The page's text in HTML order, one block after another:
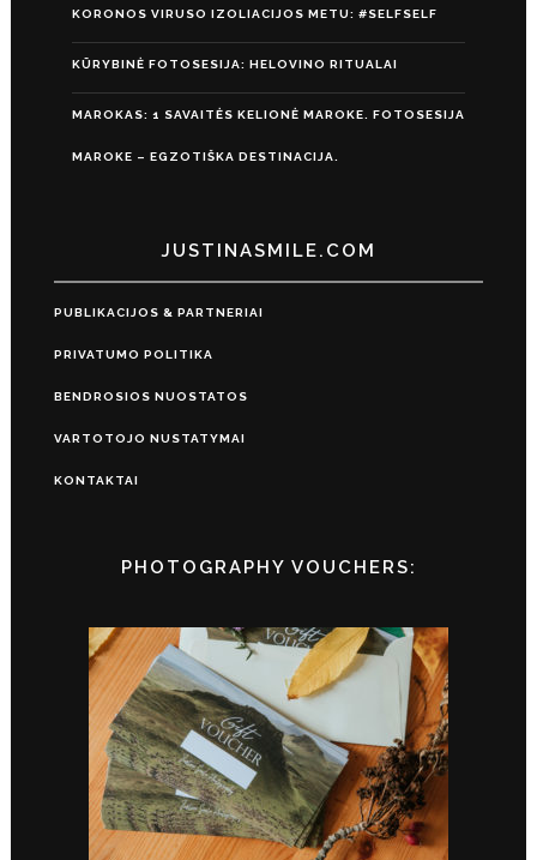
KORONOS VIRUSO IZOLIACIJOS METU: #SELFSELF
KŪRYBINĖ FOTOSESIJA: HELOVINO RITUALAI
MAROKAS: 1 SAVAITĖS KELIONĖ MAROKE. FOTOSESIJA
MAROKE – EGZOTIŠKA DESTINACIJA.
JUSTINASMILE.COM
PUBLIKACIJOS & PARTNERIAI
PRIVATUMO POLITIKA
BENDROSIOS NUOSTATOS
VARTOTOJO NUSTATYMAI
KONTAKTAI
PHOTOGRAPHY VOUCHERS: